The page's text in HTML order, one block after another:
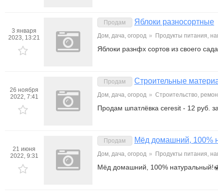
3 января
2023, 13:21
Продам Яблоки разносортные
Дом, дача, огород » Продукты питания,
Яблоки разнфх сортов из своего
26 ноября
2022, 7:41
Продам Строительные
Дом, дача, огород » Строительство,
Продам шпатлёвка ceresit - 12 руб.
21 июня
2022, 9:31
Продам Мёд домашний, 100%
Дом, дача, огород » Продукты питания,
Мёд домашний, 100%